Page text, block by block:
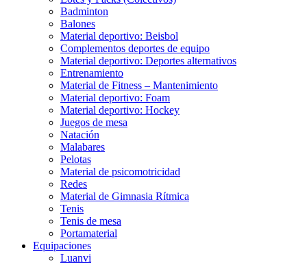
Badminton
Balones
Material deportivo: Beisbol
Complementos deportes de equipo
Material deportivo: Deportes alternativos
Entrenamiento
Material de Fitness – Mantenimiento
Material deportivo: Foam
Material deportivo: Hockey
Juegos de mesa
Natación
Malabares
Pelotas
Material de psicomotricidad
Redes
Material de Gimnasia Rítmica
Tenis
Tenis de mesa
Portamaterial
Equipaciones
Luanvi